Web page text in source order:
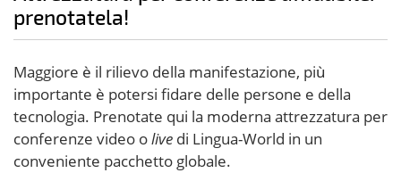
prenotatela!
Maggiore è il rilievo della manifestazione, più
importante è potersi fidare delle persone e della
tecnologia. Prenotate qui la moderna attrezzatura per
conferenze video olive di Lingua-World in un
conveniente pacchetto globale.